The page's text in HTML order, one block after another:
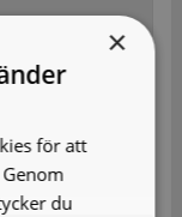
×
för att
du